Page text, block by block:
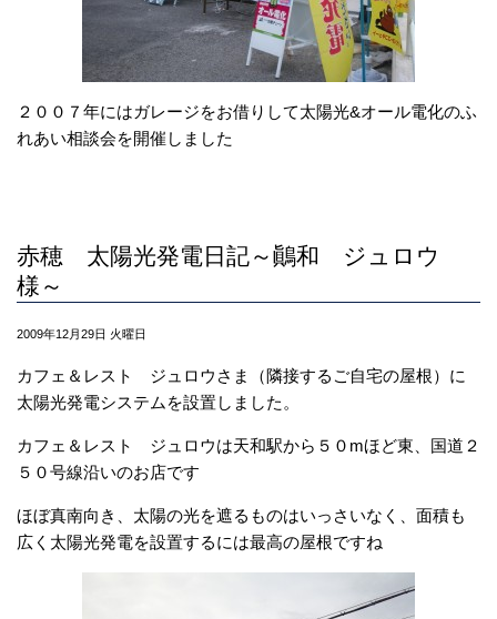
２００７年にはガレージをお借りして太陽光&オール電化のふ
れあい相談会を開催しました
赤穂 太陽光発電日記～鷆和 ジュロウ
様～
2009年12月29日 火曜日
カフェ＆レスト ジュロウさま（隣接するご自宅の屋根）に
太陽光発電システムを設置しました。
カフェ＆レスト ジュロウは天和駅から５０mほど東、国道２
５０号線沿いのお店です
ほぼ真南向き、太陽の光を遮るものはいっさいなく、面積も
広く太陽光発電を設置するには最高の屋根ですね